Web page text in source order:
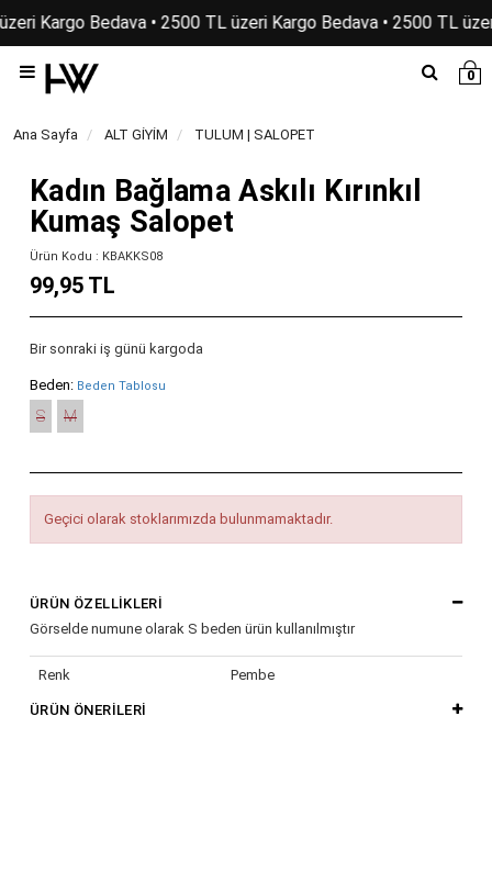
Kargo Bedava • 2500 TL üzeri Kargo Bedava • 2500 TL
0
Ana Sayfa ALT GİYİM TULUM | SALOPET
Kadın Bağlama Askılı Kırınkıl
Kumaş Salopet
Ürün Kodu : KBAKKS08
99,95 TL
Bir sonraki iş günü kargoda
Beden: Beden Tablosu
S M
Geçici olarak stoklarımızda bulunmamaktadır.
ÜRÜN ÖZELLIKLERI
Görselde numune olarak S beden ürün kullanılmıştır
Renk Pembe
ÜRÜN ÖNERILERI